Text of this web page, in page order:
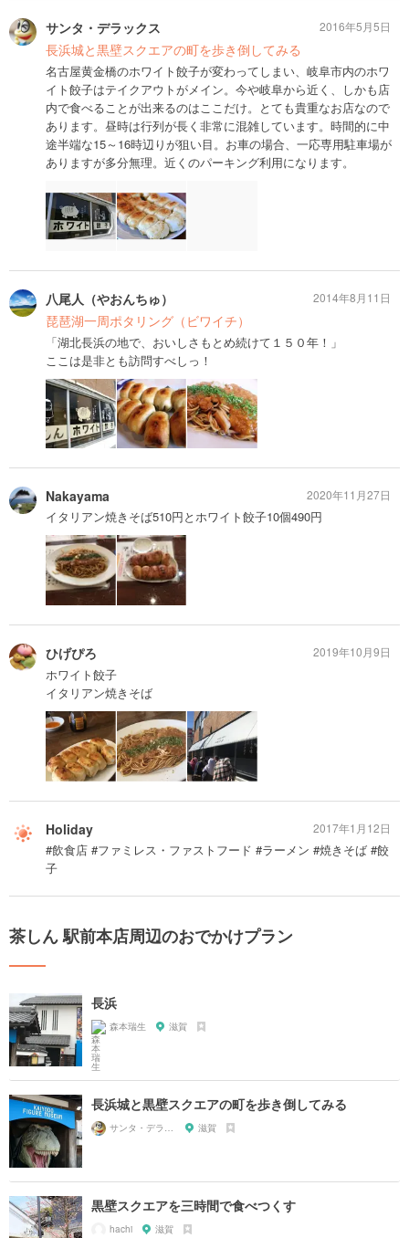
サンタ・デラックス
長浜城と黒壁スクエアの町を歩き倒してみる
名古屋黄金橋のホワイト餃子が変わってしまい、岐阜市内のホワ
イト餃子はテイクアウトがメイン。今や岐阜から近く、しかも店
内で食べることが出来るのはここだけ。とても貴重なお店なので
あります。昼時は行列が長く非常に混雑しています。時間的に中
途半端な15～16時辺りが狙い目。お車の場合、一応専用駐車場が
ありますが多分無理。近くのパーキング利用になります。
2016年5月5日
八尾人（やおんちゅ）
琵琶湖一周ポタリング（ビワイチ）
「湖北長浜の地で、おいしさもとめ続けて１５０年！」
ここは是非とも訪問すべしっ！
2014年8月11日
Nakayama
イタリアン焼きそば510円とホワイト餃子10個490円
2020年11月27日
ひげぴろ
ホワイト餃子
イタリアン焼きそば
2019年10月9日
Holiday
#飲食店 #ファミレス・ファストフード #ラーメン #焼きそば #餃
子
2017年1月12日
茶しん 駅前本店周辺のおでかけプラン
長浜
森本瑞生 滋賀
長浜城と黒壁スクエアの町を歩き倒してみる
滋賀
黒壁スクエアを三時間で食べつくす
hachi 滋賀